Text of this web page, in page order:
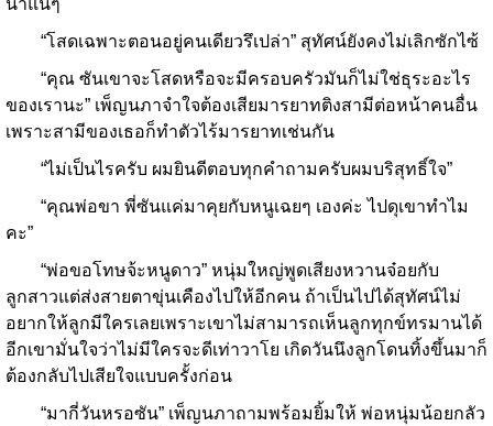
น้ำแน่ๆ
“โสดเฉพาะตอนอยู่คนเดียวรึเปล่า” สุทัศน์ยังคงไม่เลิกซักไซ้
“คุณ ซันเขาจะโสดหรือจะมีครอบครัวมันก็ไม่ใช่ธุระอะไร
ของเรานะ” เพ็ญนภาจำใจต้องเสียมารยาทติงสามีต่อหน้าคนอื่น
เพราะสามีของเธอก็ทำตัวไร้มารยาทเช่นกัน
“ไม่เป็นไรครับ ผมยินดีตอบทุกคำถามครับผมบริสุทธิ์ใจ”
“คุณพ่อขา พี่ซันแค่มาคุยกับหนูเฉยๆ เองค่ะ ไปดุเขาทำไม
คะ”
“พ่อขอโทษจ้ะหนูดาว” หนุ่มใหญ่พูดเสียงหวานจ๋อยกับ
ลูกสาวแต่ส่งสายตาขุ่นเคืองไปให้อีกคน ถ้าเป็นไปได้สุทัศน์ไม่
อยากให้ลูกมีใครเลยเพราะเขาไม่สามารถเห็นลูกทุกข์ทรมานได้
อีกเขามั่นใจว่าไม่มีใครจะดีเท่าวาโย เกิดวันนึงลูกโดนทิ้งขึ้นมาก็
ต้องกลับไปเสียใจแบบครั้งก่อน
“มากี่วันหรอซัน” เพ็ญนภาถามพร้อมยิ้มให้ พ่อหนุ่มน้อยกลัว